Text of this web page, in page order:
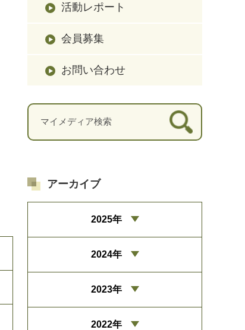
活動レポート
会員募集
お問い合わせ
アーカイブ
2025年
2024年
2023年
2022年